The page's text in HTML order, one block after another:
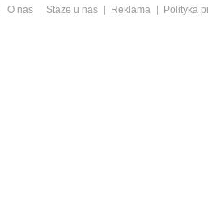
O nas Staże u nas Reklama
Polityka